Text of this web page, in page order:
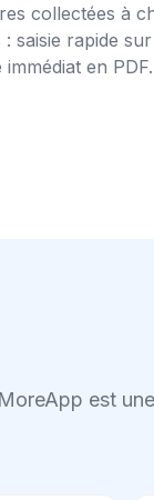
collectées à
saisie rapide
en
MoreApp est